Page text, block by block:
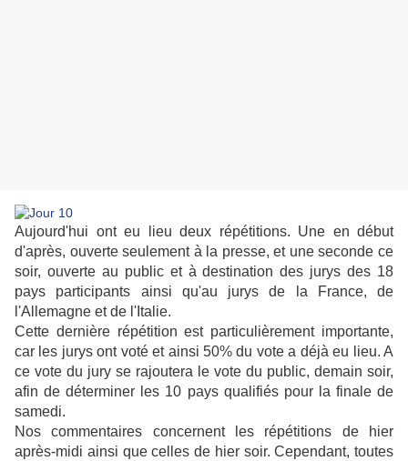
Aujourd'hui ont eu lieu deux répétitions. Une en début
d'après, ouverte seulement à la presse, et une seconde ce
soir, ouverte au public et à destination des jurys des 18
pays participants ainsi qu'au jurys de la France, de
l'Allemagne et de l'Italie.
Cette dernière répétition est particulièrement importante,
car les jurys ont voté et ainsi 50% du vote a déjà eu lieu. A
ce vote du jury se rajoutera le vote du public, demain soir,
afin de déterminer les 10 pays qualifiés pour la finale de
samedi.
Nos commentaires concernent les répétitions de hier
après-midi ainsi que celles de hier soir. Cependant, toutes